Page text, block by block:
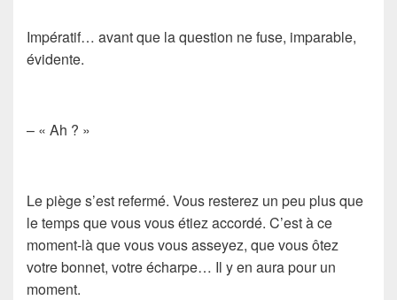
Impératif… avant que la question ne fuse, imparable,
évidente.
– « Ah ? »
Le piège s’est refermé. Vous resterez un peu plus que
le temps que vous vous étiez accordé. C’est à ce
moment-là que vous vous asseyez, que vous ôtez
votre bonnet, votre écharpe… Il y en aura pour un
moment.